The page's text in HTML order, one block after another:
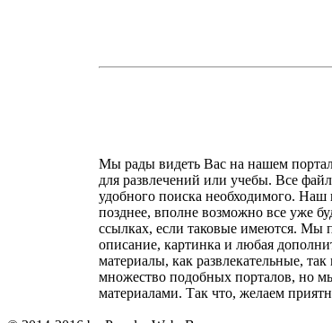
Мы рады видеть Вас на нашем
для развлечений или учебы. Все
удобного поиска необходимого. Наш
позднее, вполне возможно все уже
ссылках, если таковые имеются. Мы
описание, картинка и любая
материалы, как развлекательные,
множество подобных порталов, но
материалами. Так что, желаем